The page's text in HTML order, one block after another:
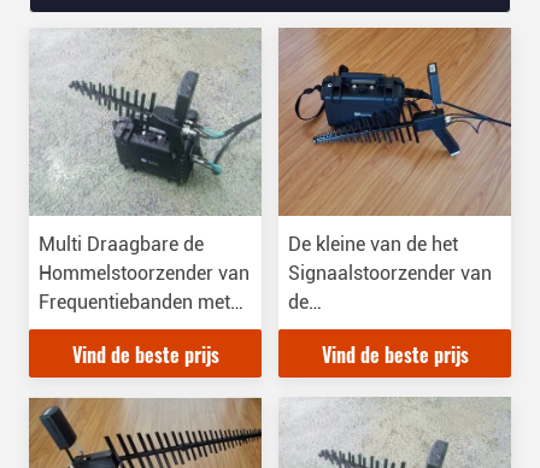
Multi Draagbare de
Hommelstoorzender van
Frequentiebanden met
de Grote Lange afstand
van de Hoek Lage Macht
Vind de beste prijs
De kleine van de het
Signaalstoorzender van
de
Aanvraagtypehommel
Veelvoudige Werkende
beschermen Functie
Vind de beste prijs